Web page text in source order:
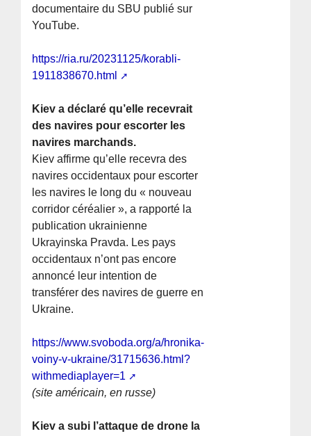
documentaire du SBU publié sur
YouTube.
https://ria.ru/20231125/korabli-
1911838670.html
Kiev a déclaré qu’elle recevrait
des navires pour escorter les
navires marchands.
Kiev affirme qu’elle recevra des
navires occidentaux pour escorter
les navires le long du « nouveau
corridor céréalier », a rapporté la
publication ukrainienne
Ukrayinska Pravda. Les pays
occidentaux n’ont pas encore
annoncé leur intention de
transférer des navires de guerre en
Ukraine.
https://www.svoboda.org/a/hronika-
voiny-v-ukraine/31715636.html?
withmediaplayer=1
(site américain, en russe)
Kiev a subi l’attaque de drone la